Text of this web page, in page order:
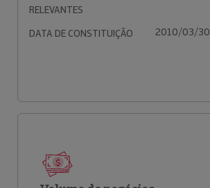
RELEVANTES
DATA DE CONSTITUIÇÃO 2010/03/30